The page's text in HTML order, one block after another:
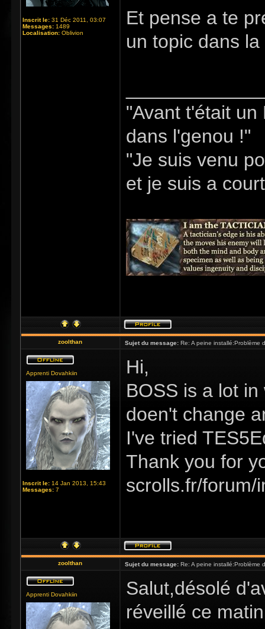
Inscrit le: 31 Déc 2011, 03:07
Messages: 1489
Localisation: Oblivion
Et pense a te
un topic dans
"Avant t'était
dans l'genou !"
"Je suis venu
et je suis a
zoolthan Sujet du message: Re: A peine installé:Problème
Apprenti Dovahkiin
Inscrit le: 14 Jan 2013, 15:43
Messages: 7
Hi,
BOSS is a lot
doen't change
I've tried
Thank you for
scrolls.fr/forum/
zoolthan Sujet du message: Re: A peine installé:Problème
Apprenti Dovahkiin
Salut,désolé
réveillé ce